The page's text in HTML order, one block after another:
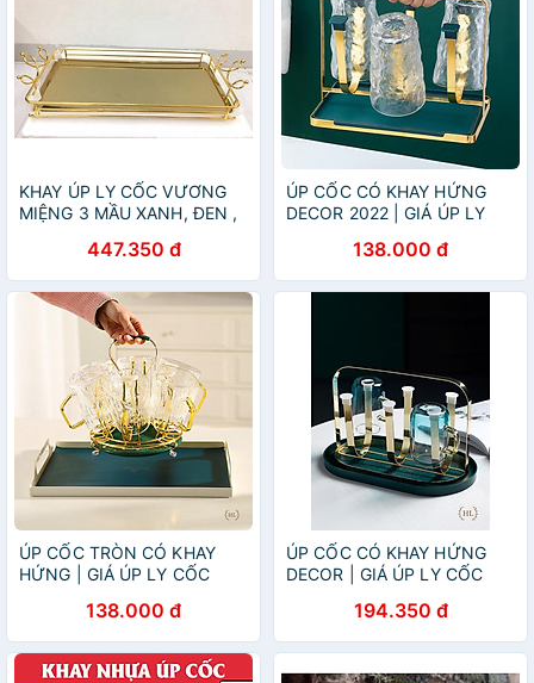
KHAY ÚP LY CỐC VƯƠNG
MIỆNG 3 MẦU XANH, ĐEN ,
447.350 đ
ÚP CỐC CÓ KHAY HỨNG
DECOR 2022 | GIÁ ÚP LY
HỨNG NƯỚC HOME
LUXURY DECOR PHONG
CÁCH RETRO 2022 NEW
138.000 đ
ÚP CỐC TRÒN CÓ KHAY
HỨNG | GIÁ ÚP LY CỐC
HỨNG TRÒN HOME
LUXURY DECOR PHONG
CÁCH VINTAGE 2022 NEW
138.000 đ
ÚP CỐC CÓ KHAY HỨNG
DECOR | GIÁ ÚP LY CỐC
HỨNG NƯỚC BẦU DỤC
HOME LUXURY DECOR
PHONG CÁCH RETRO
194.350 đ